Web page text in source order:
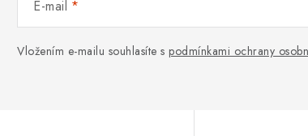
E-mail
Vložením e-mailu souhlasíte s podmínkami ochrany